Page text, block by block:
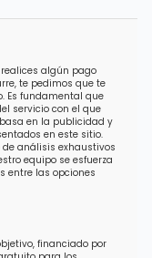
algún pago
te pedimos que te
Es fundamental que
servicio con el que
en la publicidad y
en este sitio.
análisis exhaustivos
equipo se esfuerza
entre las opciones
financiado por